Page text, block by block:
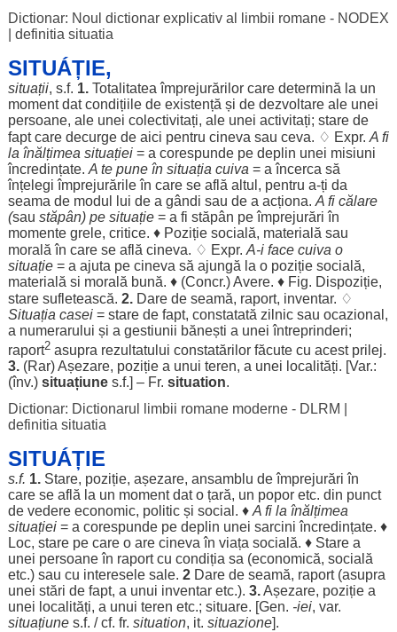
Dictionar: Noul dictionar explicativ al limbii romane - NODEX
definitia situatia
SITUÁȚIE,
situații, s.f. 1. Totalitatea împrejurărilorcare determină la un
moment dat condițiilede existență și de dezvoltare aleunei
persoane, aleunei colectivitați, aleunei activitați; starede
faptcare decurgede aici pentru cineva sau ceva. ♢ Expr. A fi
la înălțimea situației= a corespundepe deplin unei misiuni
încredințate. A te pune în situația cuiva = aîncerca să
înțelegi împrejurărileîn care se află altul , pentru a-ți da
seama de modul lui de a gândi sau de a acționa. A fi călare
(sau stăpân) pe situație= a fi stăpân peîmprejurări în
momente grele, critice. ♦ Poziție socială, materială sau
morală în care se află cineva. ♢ Expr. A-i facecuiva o
situație= a ajuta pe cineva să ajungă la o poziție socială,
materială si morală bună. ♦ (Concr.)Avere. ♦ Fig. Dispoziție,
stare sufletească. 2. Darede seamă, raport, inventar. ♢
Situația casei= starede fapt, constatată zilnicsau ocazional ,
a numerarului și a gestiunii bănești a uneiîntreprinderi;
raport2 asupra rezultatului constatărilor făcutecu acest prilej.
3.(Rar)Așezare, pozițiea unui teren, a unei localități. [Var.:
(înv.) situațiunes.f.] – Fr. situation.
Dictionar: Dictionarul limbii romane moderne - DLRM
definitia situatia
SITUÁȚIE
s.f. 1. Stare, poziție, așezare, ansamblu deîmprejurări în
care se află la un moment dato țară, un poporetc. din punct
de vedere economic, politicși social . ♦ A fi la înălțimea
situației= a corespundepe deplin unei sarcini încredințate. ♦
Loc, starepe care o are cineva în viața socială. ♦ Starea
unei persoaneîn raportcu condiția sa (economică, socială
etc.) sau cu interesele sale. 2 Darede seamă, raport(asupra
unei stări de fapt, a unui inventaretc.). 3.Așezare, pozițiea
unei localități, a unui teren etc.; situare. [Gen. -iei, var.
situațiunes.f. / cf. fr. situation, it. situazione].